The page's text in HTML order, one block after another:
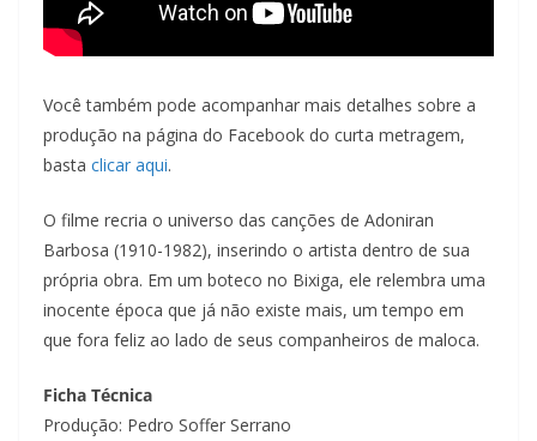
Você também pode acompanhar mais detalhes sobre a
produção na página do Facebook do curta metragem,
basta clicar aqui.
O filme recria o universo das canções de Adoniran
Barbosa (1910-1982), inserindo o artista dentro de sua
própria obra. Em um boteco no Bixiga, ele relembra uma
inocente época que já não existe mais, um tempo em
que fora feliz ao lado de seus companheiros de maloca.
Ficha Técnica
Produção: Pedro Soffer Serrano